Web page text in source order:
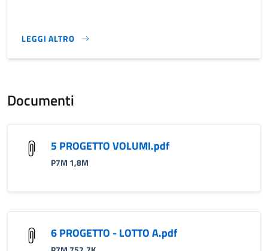
LEGGI ALTRO
}
Documenti
5 PROGETTO VOLUMI.pdf
P7M 1,8M
6 PROGETTO - LOTTO A.pdf